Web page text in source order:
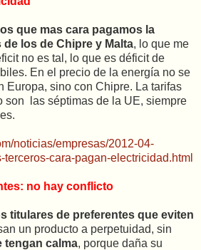
que mas cara pagamos la
los de Chipre y Malta, lo que me
no es tal, lo que es déficit de
En el precio de la energía no se
Europa, sino con Chipre. La tarifas
son las séptimas de la UE, siempre
noticias/empresas/2012-04-
cara-pagan-electricidad.html
no hay conflicto
titulares de preferentes que eviten
un producto a perpetuidad, sin
tengan calma, porque daña su